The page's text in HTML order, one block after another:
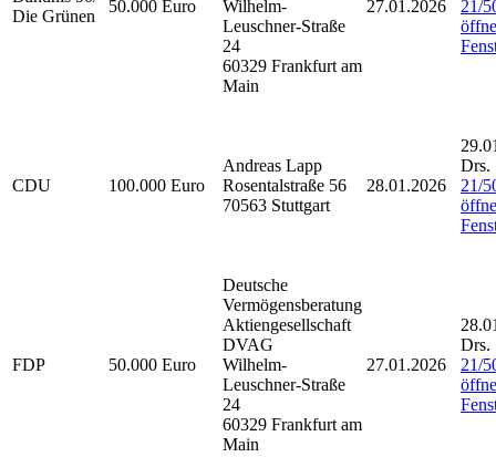
Die Grünen
50.000 Euro
Wilhelm-
Leuschner-Straße
24
60329 Frankfurt am
Main
27.01.2026
21/
CDU 100.000 Euro
Andreas Lapp
Rosentalstraße 56
70563 Stuttgart
28.01.2026
Drs.
21/
FDP 50.000 Euro
Deutsche
Vermögensberatung
Aktiengesellschaft
DVAG
Wilhelm-
Leuschner-Straße
24
60329 Frankfurt am
Main
27.01.2026
Drs.
21/